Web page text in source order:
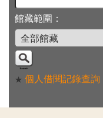
館藏範圍：
★ 個人借閱記錄查詢